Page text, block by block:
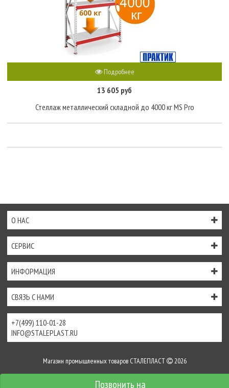
Подробнее
13 605 руб
Стеллаж металлический складной до 4000 кг MS Pro
О НАС
СЕРВИС
ИНФОРМАЦИЯ
СВЯЗЬ С НАМИ
+7(499) 110-01-28
INFO@STALEPLAST.RU
Магазин промышленных товаров СТАЛЕПЛАСТ 2026
Интернет-магазин создан наInSales